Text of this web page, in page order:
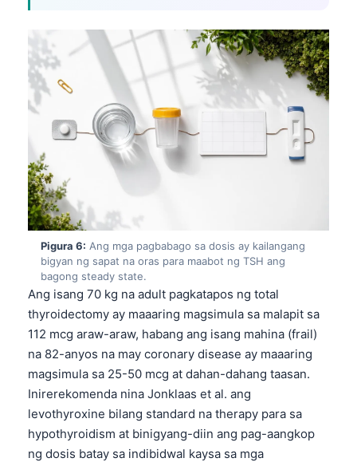
Pigura 6: Ang mga pagbabago sa dosis ay kailangang
bigyan ng sapat na oras para maabot ng TSH ang
bagong steady state.
Ang isang 70 kg na adult pagkatapos ng total
thyroidectomy ay maaaring magsimula sa malapit sa
112 mcg araw-araw, habang ang isang mahina (frail)
na 82-anyos na may coronary disease ay maaaring
magsimula sa 25-50 mcg at dahan-dahang taasan.
Inirerekomenda nina Jonklaas et al. ang
levothyroxine bilang standard na therapy para sa
hypothyroidism at binigyang-diin ang pag-aangkop
ng dosis batay sa indibidwal kaysa sa mga
Dansk
Nederlands
हिन्दी
Bahasa Indonesia
Հայերեն
Íslenska
Српски језик
Svenska
Azərbaycan dili
Eesti
Čeština
ქართული
Русский
Lietuvių kalba
Polski